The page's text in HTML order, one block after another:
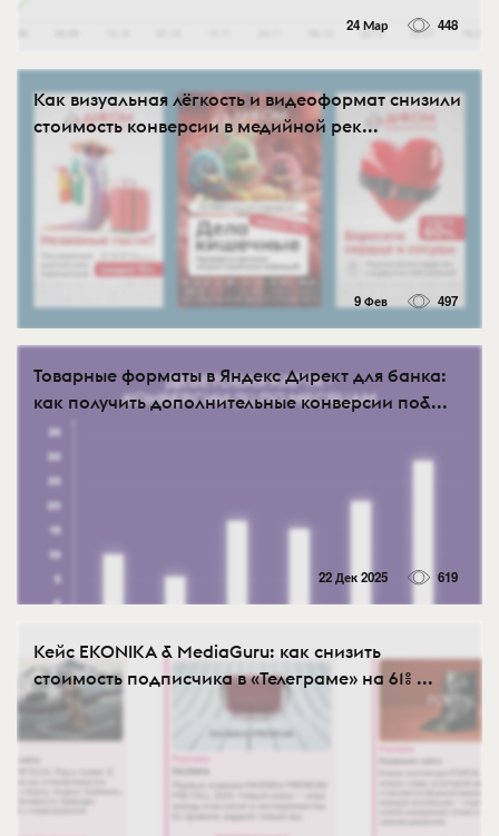
24 Мар 448
Как визуальная лёгкость и видеоформат снизили
стоимость конверсии в медийной рек...
9 Фев 497
Товарные форматы в Яндекс Директ для банка:
как получить дополнительные конверсии по&...
22 Дек 2025 619
Кейс EKONIKA & MediaGuru: как снизить
стоимость подписчика в «Телеграме» на 61% ...